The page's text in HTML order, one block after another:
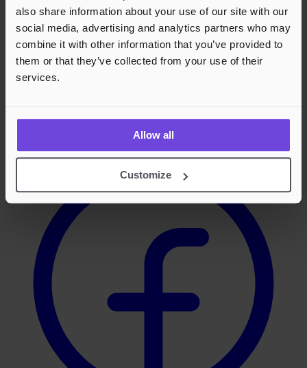
also share information about your use of our site with our
social media, advertising and analytics partners who may
combine it with other information that you’ve provided to
them or that they’ve collected from your use of their
services.
Allow all
Customize
Footer